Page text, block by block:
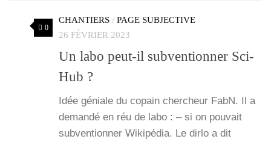
0
CHANTIERS / PAGE SUBJECTIVE
26 FÉVRIER 2023
Un labo peut-il subventionner Sci-
Hub ?
Idée géniale du copain cher­cheur FabN. Il a
deman­dé en réu de labo : – si on pou­vait
sub­ven­tion­ner Wiki­pé­dia. Le dir­lo a dit